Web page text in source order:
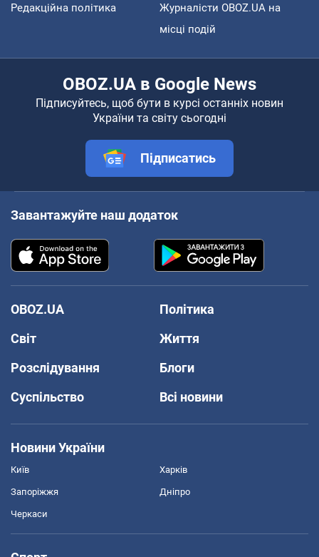
Редакційна політика
Журналісти OBOZ.UA на
місці подій
OBOZ.UA в Google News
Підписуйтесь, щоб бути в курсі останніх новин
України та світу сьогодні
Підписатись
Завантажуйте наш додаток
OBOZ.UA
Політика
Світ
Життя
Розслідування
Блоги
Суспільство
Всі новини
Новини України
Київ Харків
Запоріжжя Дніпро
Черкаси